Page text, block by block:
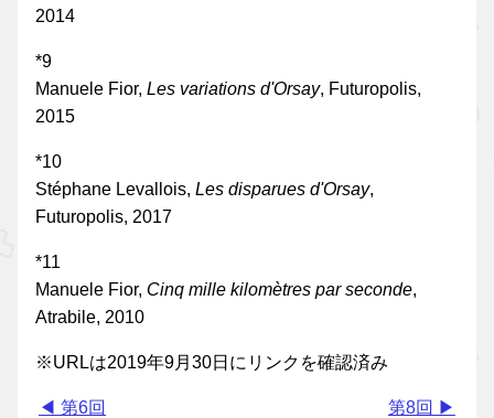
2014
*9
Manuele Fior, Les variations d'Orsay, Futuropolis,
2015
*10
Stéphane Levallois, Les disparues d'Orsay,
Futuropolis, 2017
*11
Manuele Fior, Cinq mille kilomètres par seconde,
Atrabile, 2010
※URLは2019年9月30日にリンクを確認済み
◀ 第6回 第8回 ▶